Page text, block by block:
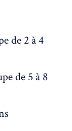
de 2 à 4
de 5 à 8